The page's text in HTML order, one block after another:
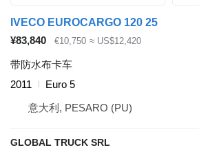
IVECO EUROCARGO 120 25
¥83,840
€10,750 ≈ US$12,420
带防水布卡车
2011
Euro 5
意大利, PESARO (PU)
GLOBAL TRUCK SRL